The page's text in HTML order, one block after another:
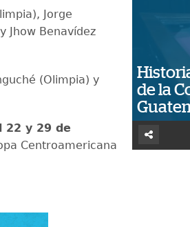
Jorge
Jhow Benavídez
(Olimpia) y
22 y 29 de
Centroamericana
de la